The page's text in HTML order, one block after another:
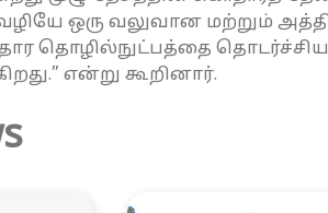
ஒரு வலுவான மற்றும்
தொழில்நுட்பத்தை
என்று கூறினார்.